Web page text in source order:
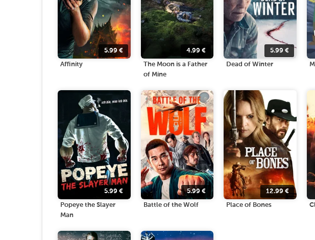
5.99€
Affinity
4.99 €
The Moon is a Father
of Mine
5.99€
Dead of Winter
5.99€
Popeye the Slayer
Man
5.99 €
Battle of the Wolf
12.99€
Place of Bones